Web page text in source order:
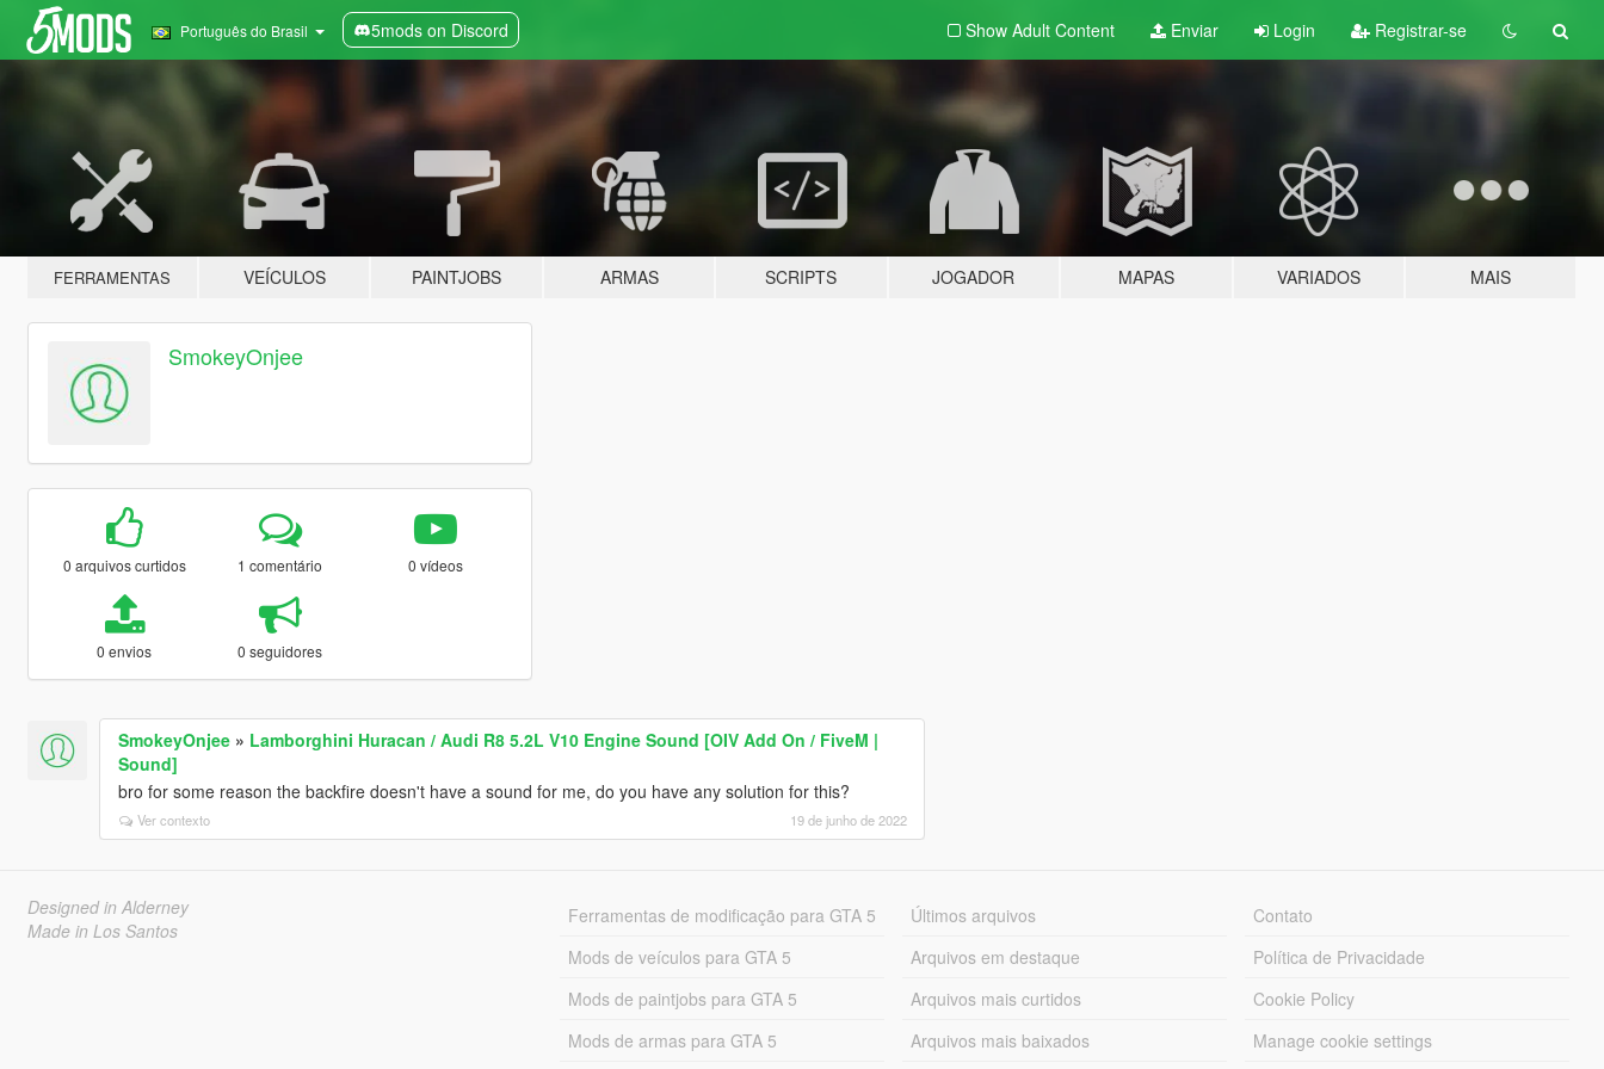
Português do Brasil 5mods on Discord Show Adult Content Enviar Login Registrar-se
FERRAMENTAS VEÍCULOS PAINTJOBS ARMAS SCRIPTS JOGADOR MAPAS VARIADOS MAIS
SmokeyOnjee
0 arquivos curtidos 1 comentário 0 vídeos
0 envios 0 seguidores
SmokeyOnjee» Lamborghini Huracan / Audi R8 5.2L V10 Engine Sound [OIV Add On / FiveM |
Sound]
bro for some reason the backfire doesn't have a sound for me, do you have any solution for this?
Ver contexto 19 de junho de 2022
Designed in Alderney
Made in Los Santos
Ferramentas de modificação para GTA 5
Mods de veículos para GTA 5
Mods de paintjobs para GTA 5
Mods de armas para GTA 5
Últimos arquivos
Arquivos em destaque
Arquivos mais curtidos
Arquivos mais baixados
Contato
Política de Privacidade
Cookie Policy
Manage cookie settings